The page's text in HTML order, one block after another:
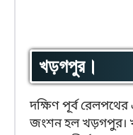
খড়গপুর।
দক্ষিণ পূর্ব
জংশন হল খড়গপুর।